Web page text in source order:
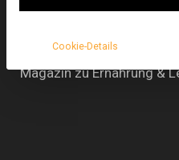
lebensmittelmagazin
Magazin zu Ernährung &
Cookie-Details